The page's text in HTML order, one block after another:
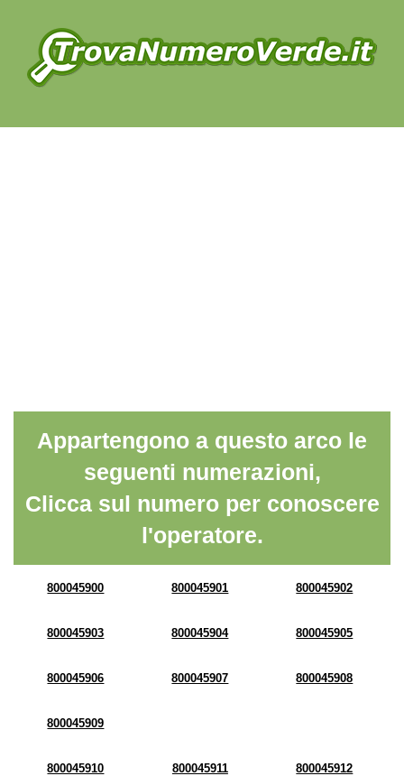
Appartengono a questo arco le
seguenti numerazioni,
Clicca sul numero per conoscere
l'operatore.
800045900 800045901 800045902
800045903 800045904 800045905
800045906 800045907 800045908
800045909
800045910 800045911 800045912